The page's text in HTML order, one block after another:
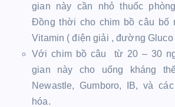
gian này cần nhỏ thuốc
Đồng thời cho chim bồ câu bố
Vitamin ( điện giải , đường Gluco
Với chim bồ câu từ 20 – 30
gian này cho uống kháng
Newastle, Gumboro, IB, và
hóa.